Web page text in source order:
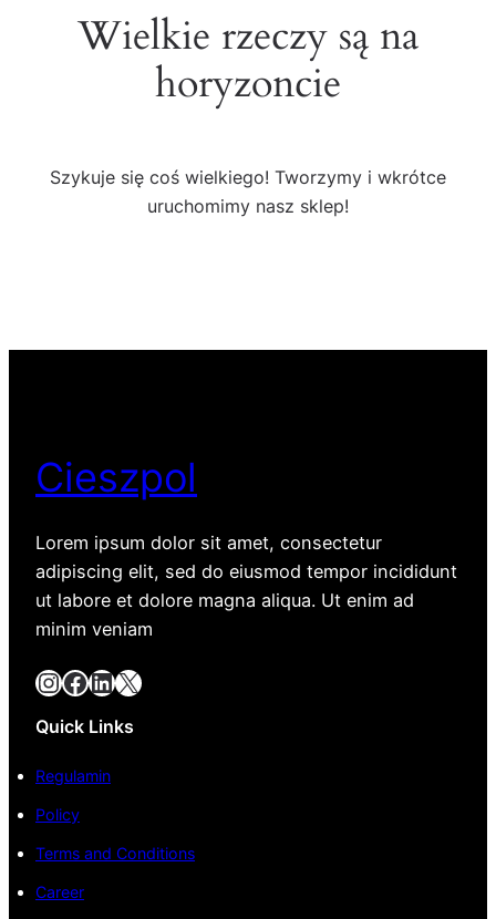
Wielkie rzeczy są na
horyzoncie
Szykuje się coś wielkiego! Tworzymy i wkrótce
uruchomimy nasz sklep!
Cieszpol
Lorem ipsum dolor sit amet, consectetur
adipiscing elit, sed do eiusmod tempor incididunt
ut labore et dolore magna aliqua. Ut enim ad
minim veniam
InstagramFacebook LinkedIn X
Quick Links
Regulamin
Policy
Terms and Conditions
Career